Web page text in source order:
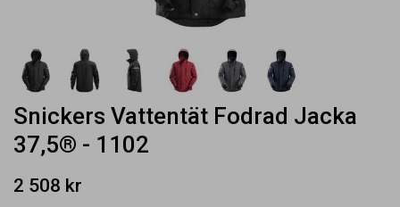
Snickers Vattentät Fodrad Jacka
37,5® - 1102
2 508 kr